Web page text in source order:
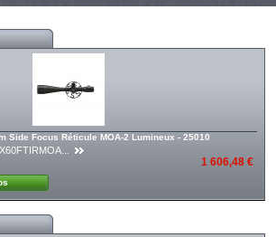
Side Focus Réticule MOA-2 Lumineux - 25010
1 606,48 €